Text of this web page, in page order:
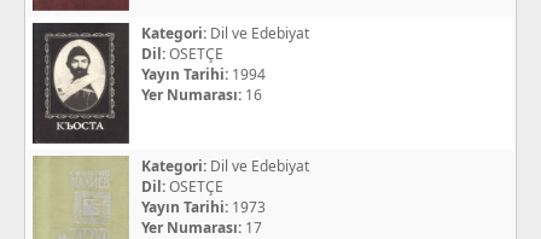
Kategori: Dil ve Edebiyat
Dil:OSETÇE
Yayın Tarihi: 1994
Yer Numarası: 16
Kategori: Dil ve Edebiyat
Dil:OSETÇE
Yayın Tarihi: 1973
Yer Numarası: 17